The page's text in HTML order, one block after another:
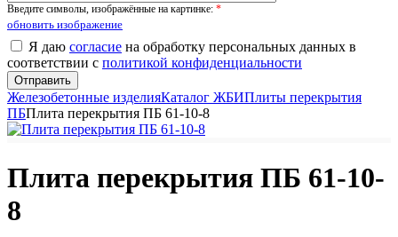
Введите символы, изображённые на картинке: *
обновить изображение
Я даю согласие на обработку персональных данных в
соответствии с политикой конфиденциальности
Железобетонные изделияКаталог ЖБИПлиты перекрытия
ПБПлита перекрытия ПБ 61-10-8
Плита перекрытия ПБ 61-10-
8